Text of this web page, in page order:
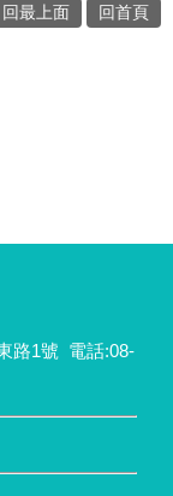
回最上面 回首頁
路1號 電話:08-